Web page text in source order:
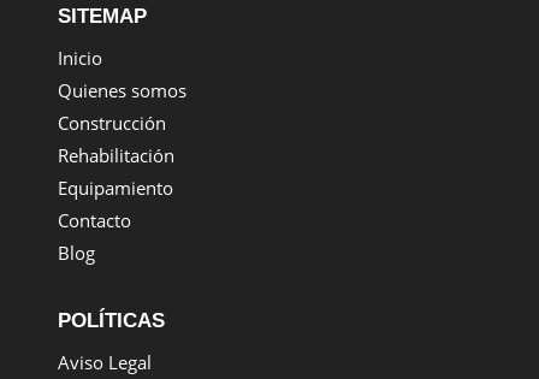
SITEMAP
Inicio
Quienes somos
Construcción
Rehabilitación
Equipamiento
Contacto
Blog
POLÍTICAS
Aviso Legal